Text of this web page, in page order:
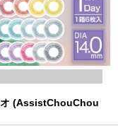
オ (AssistChouChou